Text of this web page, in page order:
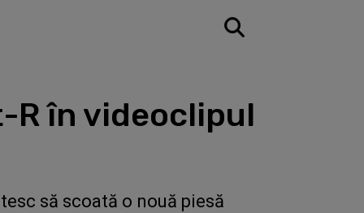
R în videoclipul
să scoată o nouă piesă